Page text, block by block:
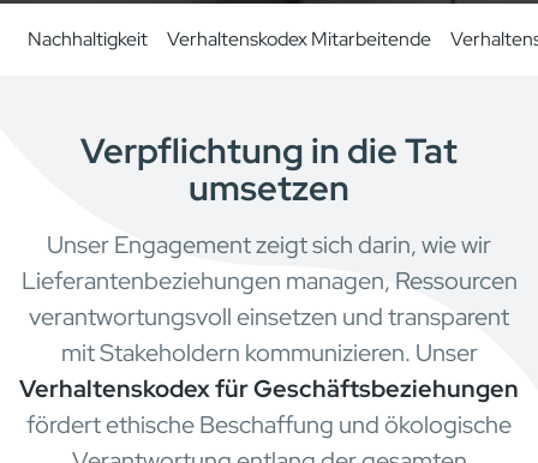
Nachhaltigkeit Verhaltenskodex Mitarbeitende
Verpflichtung in die Tat
umsetzen
Unser Engagement zeigt sich darin, wie wir
Lieferantenbeziehungen managen, Ressourcen
verantwortungsvoll einsetzen und transparent
mit Stakeholdern kommunizieren. Unser
Verhaltenskodex für Geschäftsbeziehungen
fördert ethische Beschaffung und ökologische